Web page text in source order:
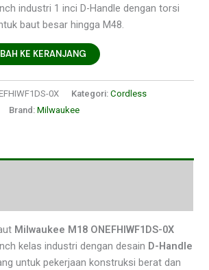
industri 1 inci D-Handle dengan torsi
baut besar hingga M48.
KE KERANJANG
0X Kategori:Cordless
Brand:Milwaukee
Milwaukee M18 ONEFHIWF1DS-0X
kelas industri dengan desain D-Handle
untuk pekerjaan konstruksi berat dan